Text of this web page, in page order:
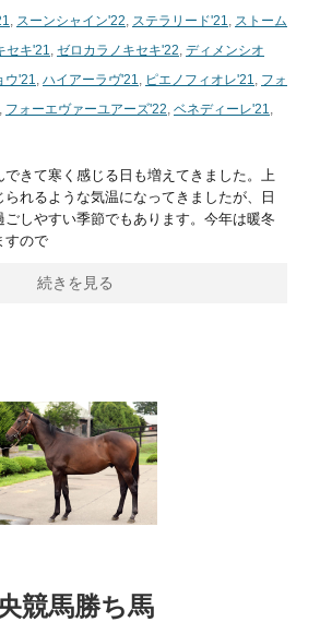
, スーンシャイン'22, ステラリード'21, ストーム
セキ'21, ゼロカラノキセキ'22, ディメンシオ
ウ'21, ハイアーラヴ'21, ピエノフィオレ'21, フォ
, フォーエヴァーユアーズ'22, ベネディーレ'21,
きて寒く感じる日も増えてきました。上
れるような気温になってきましたが、日
しやすい季節でもあります。今年は暖冬
すので
続きを見る
競馬勝ち馬